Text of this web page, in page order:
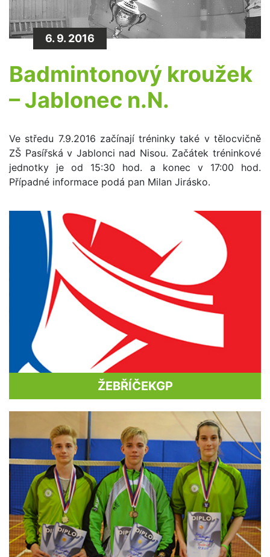
6. 9. 2016
Badmintonový kroužek
– Jablonec n.N.
Ve středu 7.9.2016 začínají tréninky také v tělocvičně
ZŠ Pasířská v Jablonci nad Nisou. Začátek tréninkové
jednotky je od 15:30 hod. a konec v 17:00 hod.
Případné informace podá pan Milan Jirásko.
ŽEBŘÍČEKGP